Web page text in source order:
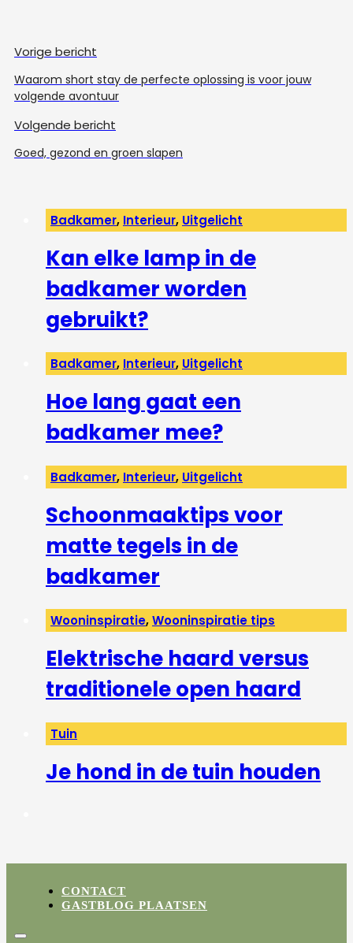
Vorige bericht
Waarom short stay de perfecte oplossing is voor jouw
volgende avontuur
Volgende bericht
Goed, gezond en groen slapen
Badkamer, Interieur, Uitgelicht
Kan elke lamp in de
badkamer worden
gebruikt?
Badkamer, Interieur, Uitgelicht
Hoe lang gaat een
badkamer mee?
Badkamer, Interieur, Uitgelicht
Schoonmaaktips voor
matte tegels in de
badkamer
Wooninspiratie,Wooninspiratie tips
Elektrische haard versus
traditionele open haard
Tuin
Je hond in de tuin houden
CONTACT
GASTBLOG PLAATSEN